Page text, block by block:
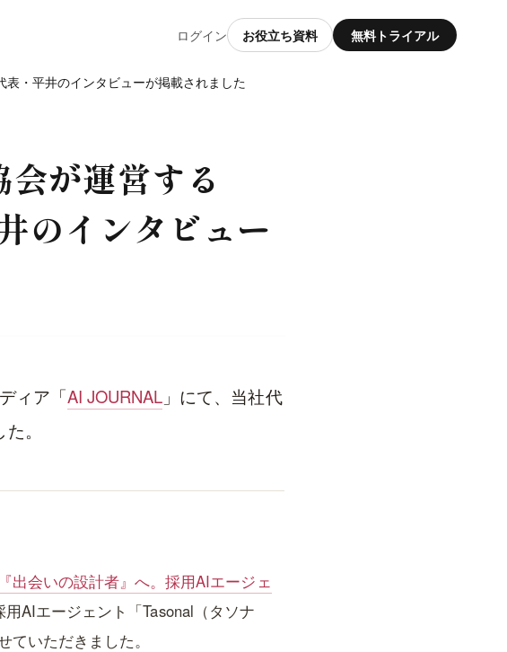
ログイン お役立ち資料 無料トライアル
・平井のインタビューが掲載されました
が運営する
のインタビュー
ィア「AI JOURNAL 」にて、当社代
。
出会いの設計者』へ。採用AIエージェ
用AIエージェント「Tasonal（タソナ
いただきました。